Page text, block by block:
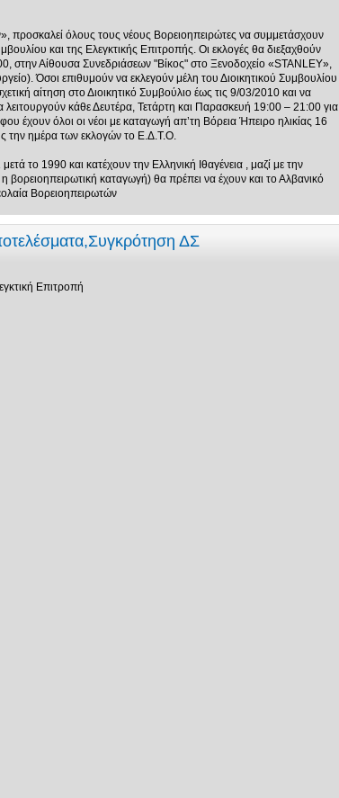
προσκαλεί όλους τους νέους Βορειοηπειρώτες να συμμετάσχουν
και της Ελεγκτικής Επιτροπής. Οι εκλογές θα διεξαχθούν
στην Αίθουσα Συνεδριάσεων "Βίκος" στο Ξενοδοχείο «STANLEY»,
Όσοι επιθυμούν να εκλεγούν μέλη του Διοικητικού Συμβουλίου
αίτηση στο Διοικητικό Συμβούλιο έως τις 9/03/2010 και να
κάθε Δευτέρα, Τετάρτη και Παρασκευή 19:00 – 21:00 για
έχουν όλοι οι νέοι με καταγωγή απ’τη Βόρεια Ήπειρο ηλικίας 16
την ημέρα των εκλογών το Ε.Δ.Τ.Ο.
το 1990 και κατέχουν την Ελληνική Ιθαγένεια , μαζί με την
καταγωγή) θα πρέπει να έχουν και το Αλβανικό
Βορειοηπειρωτών
ΔΣ
Επιτροπή